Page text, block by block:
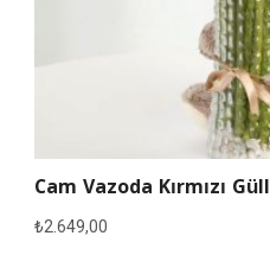
Cam Vazoda Kırmızı
₺2.649,00